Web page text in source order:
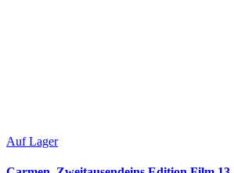
Auf Lager